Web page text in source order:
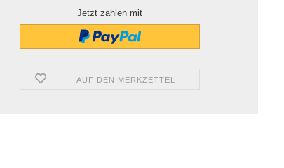
Jetzt zahlen mit
AUF DEN MERKZETTEL